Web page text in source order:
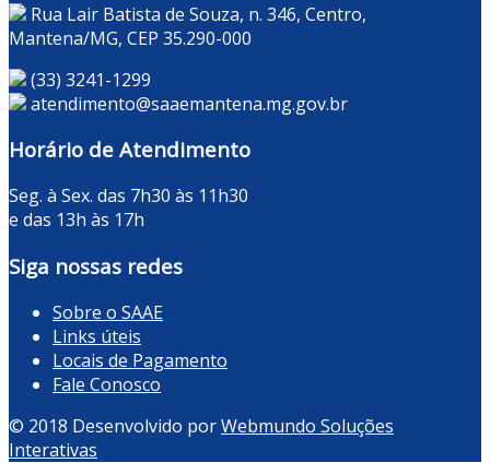
Rua Lair Batista de Souza, n. 346, Centro,
Mantena/MG, CEP 35.290-000
(33) 3241-1299
atendimento@saaemantena.mg.gov.br
Horário de Atendimento
Seg. à Sex. das 7h30 às 11h30
e das 13h às 17h
Siga nossas redes
Sobre o SAAE
Links úteis
Locais de Pagamento
Fale Conosco
© 2018 Desenvolvido porWebmundo Soluções
Interativas